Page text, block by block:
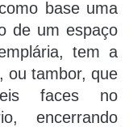
base uma
de um espaço
tem a
ou tambor, que
faces no
encerrando